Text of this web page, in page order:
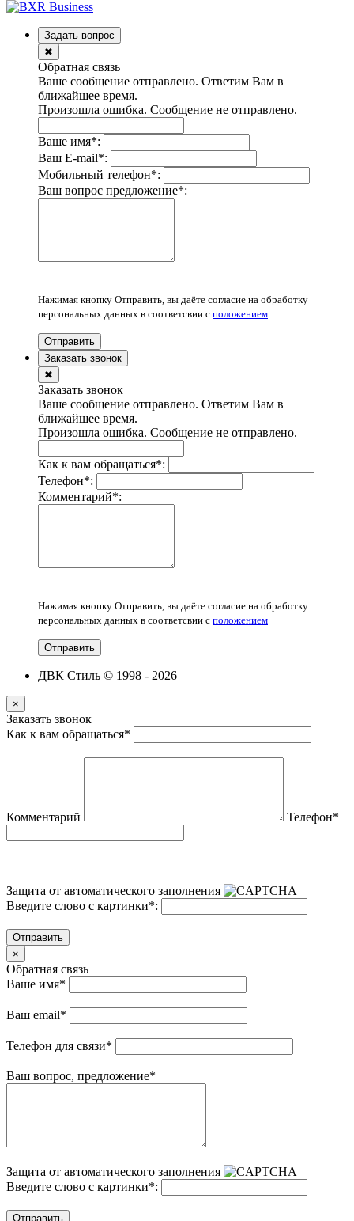
Задать вопрос
✖
Обратная связь
Ваше сообщение отправлено. Ответим Вам в
ближайшее время.
Произошла ошибка. Сообщение не отправлено.
Ваше имя*:
Ваш E-mail*:
Мобильный телефон*:
Ваш вопрос предложение*:
Нажимая кнопку Отправить, вы даёте согласие на обработку
персональных данных в соответсвии с положением
Отправить
Заказать звонок
✖
Заказать звонок
Ваше сообщение отправлено. Ответим Вам в
ближайшее время.
Произошла ошибка. Сообщение не отправлено.
Как к вам обращаться*:
Телефон*:
Комментарий*:
Нажимая кнопку Отправить, вы даёте согласие на обработку
персональных данных в соответсвии с положением
Отправить
ДВК Стиль © 1998 - 2026
×
Заказать звонок
Как к вам обращаться*
Комментарий Телефон*
Защита от автоматического заполнения
Введите слово с картинки*:
Отправить
×
Обратная связь
Ваше имя*
Ваш email*
Телефон для связи*
Ваш вопрос, предложение*
Защита от автоматического заполнения
Введите слово с картинки*:
Отправить